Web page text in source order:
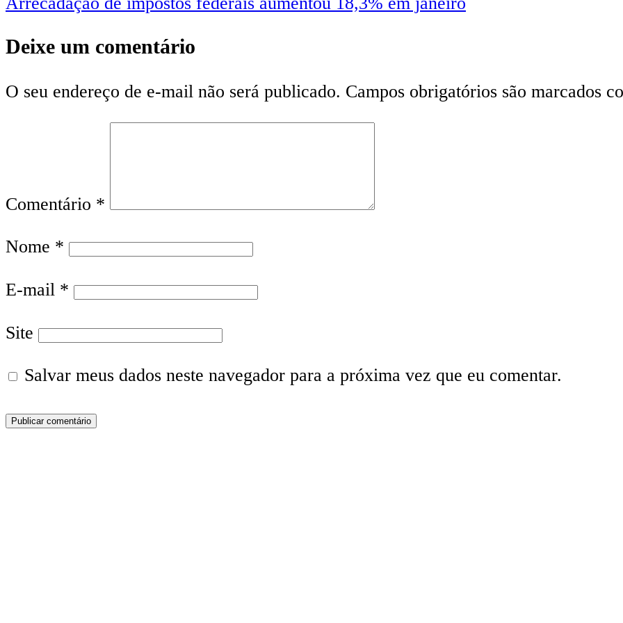
Deixe um comentário
O seu endereço de e-mail não será publicado. Campos obrigatórios são marcados
Comentário *
Nome *
E-mail *
Site
Salvar meus dados neste navegador para a próxima vez que eu comentar.